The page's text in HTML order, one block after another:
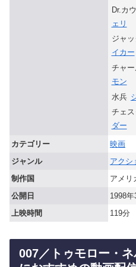
Dr.カ
ェリ
ジャ
イカー
チャ
モン
水兵
チェ
ダー
カテゴリー
映画
ジャンル
アクシ
制作国
アメリ
公開日
1998年
上映時間
119分
007／トゥモロー・